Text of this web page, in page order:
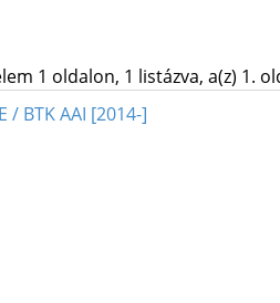
1 oldalon, 1 listázva, a(z) 1.
BTK AAI [2014-]